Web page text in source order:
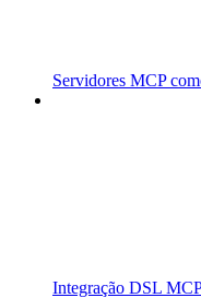
Servidores MCP
Integração DSL